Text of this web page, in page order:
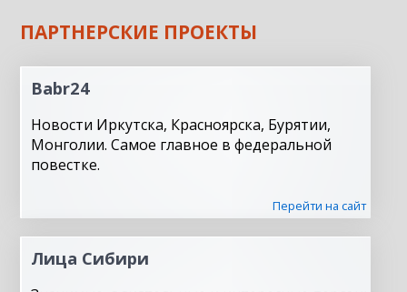
ПАРТНЕРСКИЕ ПРОЕКТЫ
Babr24
Новости Иркутска, Красноярска, Бурятии,
Монголии. Самое главное в федеральной
повестке.
Перейти на сайт
Лица Сибири